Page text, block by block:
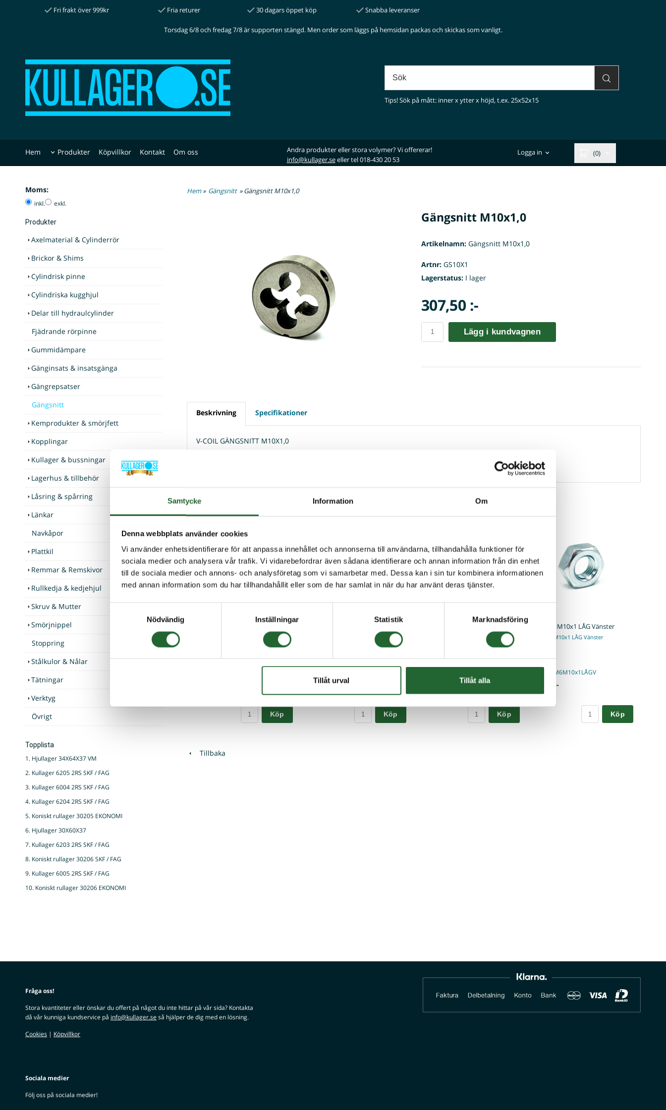
Samtycke Information Om
Denna webbplats använder cookies
Vi använder enhetsidentifierare för att anpassa innehållet och annonserna till användarna, tillhandahålla funktioner för
sociala medier och analysera vår trafik. Vi vidarebefordrar även sådana identifierare och annan information från din enhet
till de sociala medier och annons- och analysföretag som vi samarbetar med. Dessa kan i sin tur kombinera informationen
med annan information som du har tillhandahållit eller som de har samlat in när du har använt deras tjänster.
Nödvändig
Inställningar Statistik Marknadsföring
Tillåt urval Tillåt alla
Fri frakt över 999kr Fria returer 30 dagars öppet köp Snabba leveranser
Torsdag 6/8 och fredag 7/8 är supporten stängd. Men order som läggs på hemsidan packas och skickas som vanligt.
Tips! Sök på mått: inner x ytter x höjd, t.ex. 25x52x15
Hem Produkter Köpvillkor Kontakt Om oss
Andra produkter eller stora volymer? Vi offererar!
info@kullager.seeller tel 018-430 20 53
Logga in (0)
Moms:
inkl. exkl.
Produkter
Axelmaterial & Cylinderrör
Brickor & Shims
Cylindrisk pinne
Cylindriska kugghjul
Delar till hydraulcylinder
Fjädrande rörpinne
Gummidämpare
Gänginsats & insatsgänga
Gängrepsatser
Gängsnitt
Kemprodukter & smörjfett
Kopplingar
Kullager & bussningar
Lagerhus & tillbehör
Låsring & spårring
Länkar
Navkåpor
Plattkil
Remmar & Remskivor
Rullkedja & kedjehjul
Skruv & Mutter
Smörjnippel
Stoppring
Stålkulor & Nålar
Tätningar
Verktyg
Övrigt
Topplista
1. Hjullager 34X64X37 VM
2. Kullager 6205 2RS SKF / FAG
3. Kullager 6004 2RS SKF / FAG
4. Kullager 6204 2RS SKF / FAG
5. Koniskt rullager 30205 EKONOMI
6. Hjullager 30X60X37
7. Kullager 6203 2RS SKF / FAG
8. Koniskt rullager 30206 SKF / FAG
9. Kullager 6005 2RS SKF / FAG
10. Koniskt rullager 30206 EKONOMI
Hem» Gängsnitt » Gängsnitt M10x1,0
Gängsnitt M10x1,0
Artikelnamn:Gängsnitt M10x1,0
Artnr:GS10X1
Lagerstatus:I lager
307,50 :-
Lägg i kundvagnen
Beskrivning Specifikationer
V-COIL GÄNGSNITT M10X1,0
Kunder som köpt denna produkten har även köpt
Köp
12,50 :-
Köp
Fjädrande rörpinneDIN1481 / ISO 8752
Härdat stål d1 (håltol. H12): 3mml:
Köp
Mutter M10x1 LÅG Vänster
Mutter M10x1 LÅG Vänster
Art nr. M6M10x1LÅGV
37,50 :-
Köp
Tillbaka
Fråga oss!
Stora kvantiteter eller önskar du offert på något du inte hittar på vår sida? Kontakta
då vår kunniga kundservice på info@kullager.seså hjälper de dig med en lösning.
Cookies | Köpvillkor
Sociala medier
Följ oss på sociala medier!